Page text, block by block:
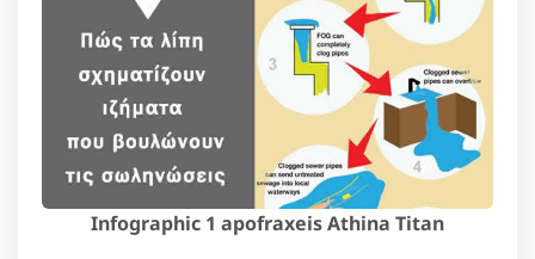
Infographic 1 apofraxeis Athina Titan